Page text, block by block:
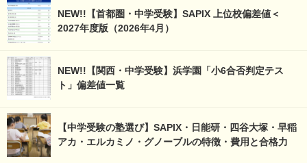
NEW!!【首都圏・中学受験】SAPIX 上位校偏差値＜
2027年度版（2026年4月）
NEW!!【関西・中学受験】浜学園「小6合否判定テス
ト」偏差値一覧
【中学受験の塾選び】SAPIX・日能研・四谷大塚・早稲
アカ・エルカミノ・グノーブルの特徴・費用と合格力